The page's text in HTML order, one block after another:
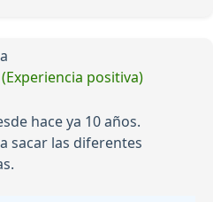
(Experiencia positiva)
hace ya 10 años.
sacar las diferentes